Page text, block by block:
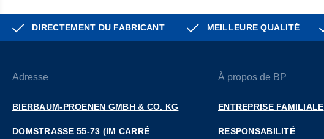
DIRECTEMENT DU FABRICANT MEILLEURE QUALITÉ
Adresse
BIERBAUM-PROENEN GMBH & CO. KG
DOMSTRASSE 55-73 (IM CARRÉ D
À propos de BP
ENTREPRISE FAMILIALE
RESPONSABILITÉ